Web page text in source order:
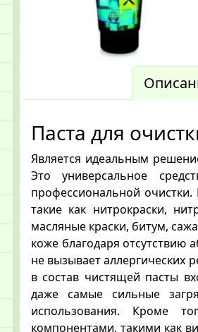
Паста для
Является идеальным
Это универсальное
профессиональной
такие как нитрокраски,
масляные краски, битум,
коже благодаря отсутствию
не вызывает аллергических
в состав чистящей пасты
даже самые сильные
использования. Кроме
компонентами, такими как